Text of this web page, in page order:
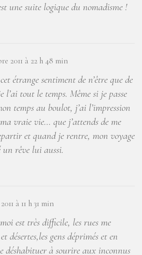
une suite logique du nomadisme !
2011 à 22 h 48 min
étrange sentiment de n’être que de
l’ai tout le temps. Même si je passe
temps au boulot, j’ai l’impression
ma vraie vie… que j’attends de me
et quand je rentre, mon voyage
un rêve lui aussi.
à 11 h 31 min
est très difficile, les rues me
désertes,les gens déprimés et en
déshabituer à sourire aux inconnus